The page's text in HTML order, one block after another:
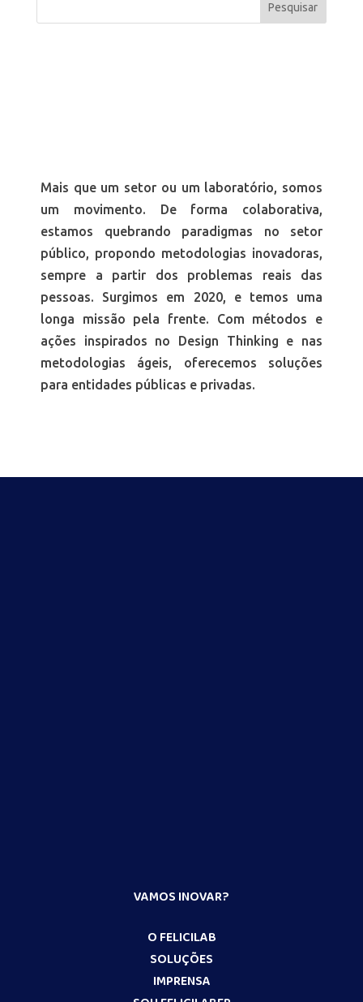
Mais que um setor ou um laboratório, somos
um movimento. De forma colaborativa,
estamos quebrando paradigmas no setor
público, propondo metodologias inovadoras,
sempre a partir dos problemas reais das
pessoas. Surgimos em 2020, e temos uma
longa missão pela frente. Com métodos e
ações inspirados no Design Thinking e nas
metodologias ágeis, oferecemos soluções
para entidades públicas e privadas.
VAMOS INOVAR?
O FELICILAB
SOLUÇÕES
IMPRENSA